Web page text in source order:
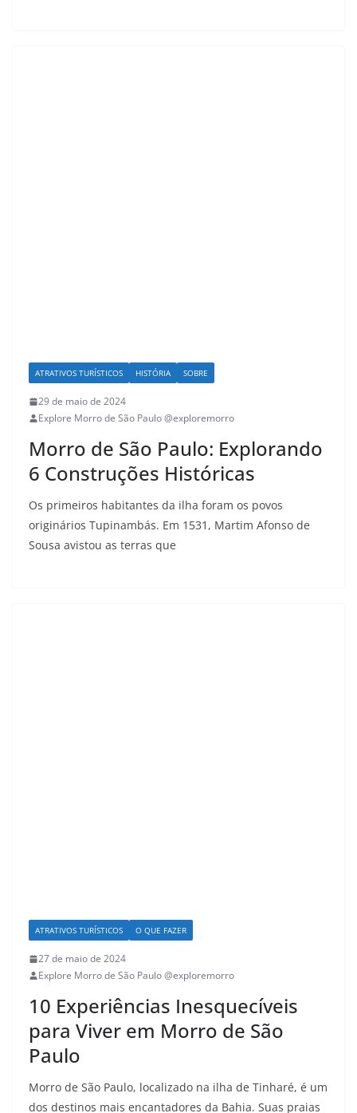
ATRATIVOS TURÍSTICOS HISTÓRIA SOBRE
29 de maio de 2024
Explore Morro de São Paulo @exploremorro
Morro de São Paulo: Explorando
6 Construções Históricas
Os primeiros habitantes da ilha foram os povos
originários Tupinambás. Em 1531, Martim Afonso de
Sousa avistou as terras que
ATRATIVOS TURÍSTICOS O QUE FAZER
27 de maio de 2024
Explore Morro de São Paulo @exploremorro
10 Experiências Inesquecíveis
para Viver em Morro de São
Paulo
Morro de São Paulo, localizado na ilha de Tinharé, é um
dos destinos mais encantadores da Bahia. Suas praias